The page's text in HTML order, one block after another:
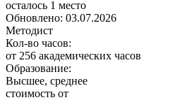
осталось 1 место
Обновлено: 03.07.2026
Методист
Кол-во часов:
от 256 академических часов
Образование:
Высшее, среднее
стоимость от